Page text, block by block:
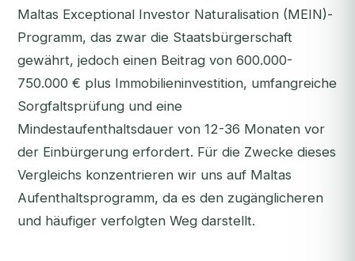
Maltas Exceptional Investor Naturalisation (MEIN)-
Programm, das zwar die Staatsbürgerschaft
gewährt, jedoch einen Beitrag von 600.000-
750.000 € plus Immobilieninvestition, umfangreiche
Sorgfaltsprüfung und eine
Mindestaufenthaltsdauer von 12-36 Monaten vor
der Einbürgerung erfordert. Für die Zwecke dieses
Vergleichs konzentrieren wir uns auf Maltas
Aufenthaltsprogramm, da es den zugänglicheren
und häufiger verfolgten Weg darstellt.